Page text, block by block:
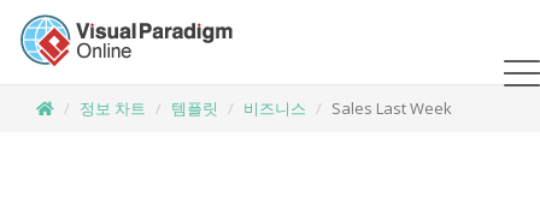
정보 차트 템플릿 비즈니스 Sales Last Week